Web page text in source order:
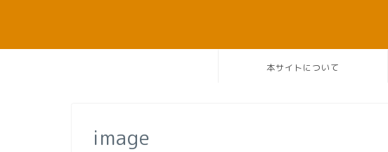
本サイトについて
image